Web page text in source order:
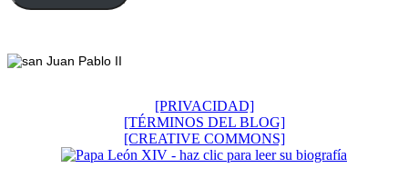
[PRIVACIDAD]
[TÉRMINOS DEL BLOG]
[CREATIVE COMMONS]